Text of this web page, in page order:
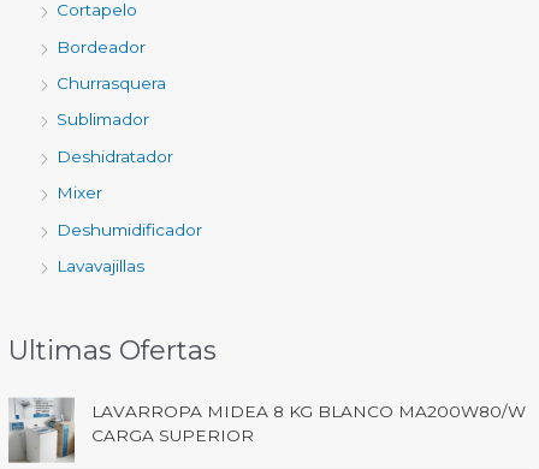
Cortapelo
Bordeador
Churrasquera
Sublimador
Deshidratador
Mixer
Deshumidificador
Lavavajillas
Ultimas Ofertas
LAVARROPA MIDEA 8 KG BLANCO MA200W80/W
CARGA SUPERIOR